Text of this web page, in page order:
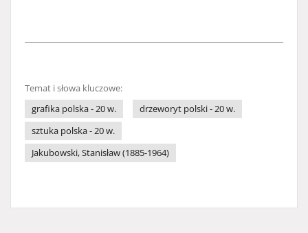
Temat i słowa kluczowe:
grafika polska - 20 w.
drzeworyt polski - 20 w.
sztuka polska - 20 w.
Jakubowski, Stanisław (1885-1964)